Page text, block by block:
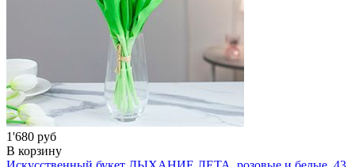
1'680 руб
В корзину